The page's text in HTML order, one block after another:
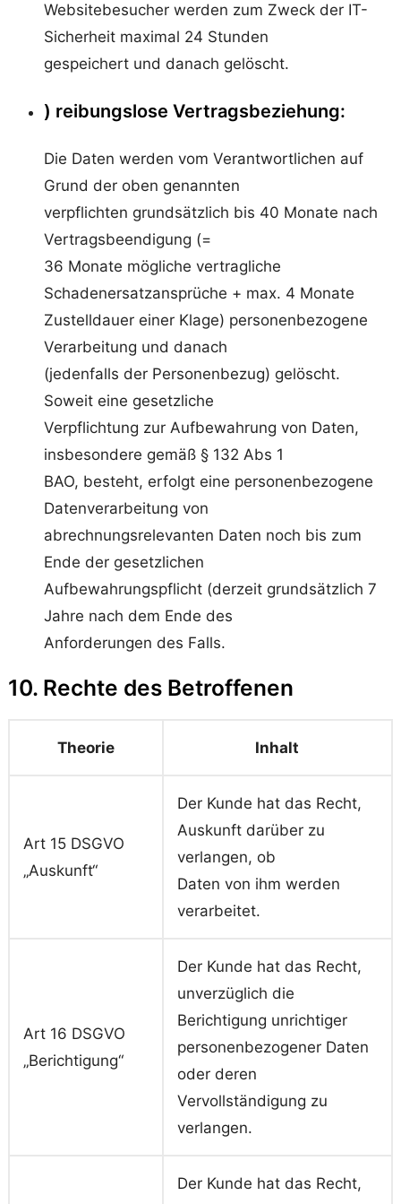
Websitebesucher werden zum Zweck der IT-
Sicherheit maximal 24 Stunden
gespeichert und danach gelöscht.
) reibungslose Vertragsbeziehung:
Die Daten werden vom Verantwortlichen auf
Grund der oben genannten
verpflichten grundsätzlich bis 40 Monate nach
Vertragsbeendigung (=
36 Monate mögliche vertragliche
Schadenersatzansprüche + max. 4 Monate
Zustelldauer einer Klage) personenbezogene
Verarbeitung und danach
(jedenfalls der Personenbezug) gelöscht.
Soweit eine gesetzliche
Verpflichtung zur Aufbewahrung von Daten,
insbesondere gemäß § 132 Abs 1
BAO, besteht, erfolgt eine personenbezogene
Datenverarbeitung von
abrechnungsrelevanten Daten noch bis zum
Ende der gesetzlichen
Aufbewahrungspflicht (derzeit grundsätzlich 7
Jahre nach dem Ende des
Anforderungen des Falls.
10. Rechte des Betroffenen
Theorie Inhalt
Art 15 DSGVO
„Auskunft“
Der Kunde hat das Recht,
Auskunft darüber zu
verlangen, ob
Daten von ihm werden
verarbeitet.
Art 16 DSGVO
„Berichtigung“
Der Kunde hat das Recht,
unverzüglich die
Berichtigung unrichtiger
personenbezogener Daten
oder deren
Vervollständigung zu
verlangen.
Der Kunde hat das Recht,